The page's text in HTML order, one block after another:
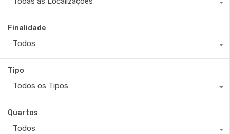
Finalidade
Todos
Tipo
Todos os Tipos
Quartos
Todos